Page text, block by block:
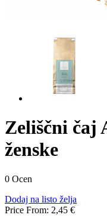
Zeliščni čaj
ženske
0 Ocen
Dodaj na listo želja
Price From: 2,45 €